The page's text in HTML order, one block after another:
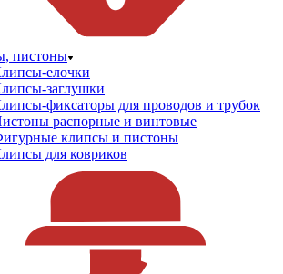
пистоны
елочки
заглушки
фиксаторы для проводов и трубок
распорные и винтовые
клипсы и пистоны
для ковриков